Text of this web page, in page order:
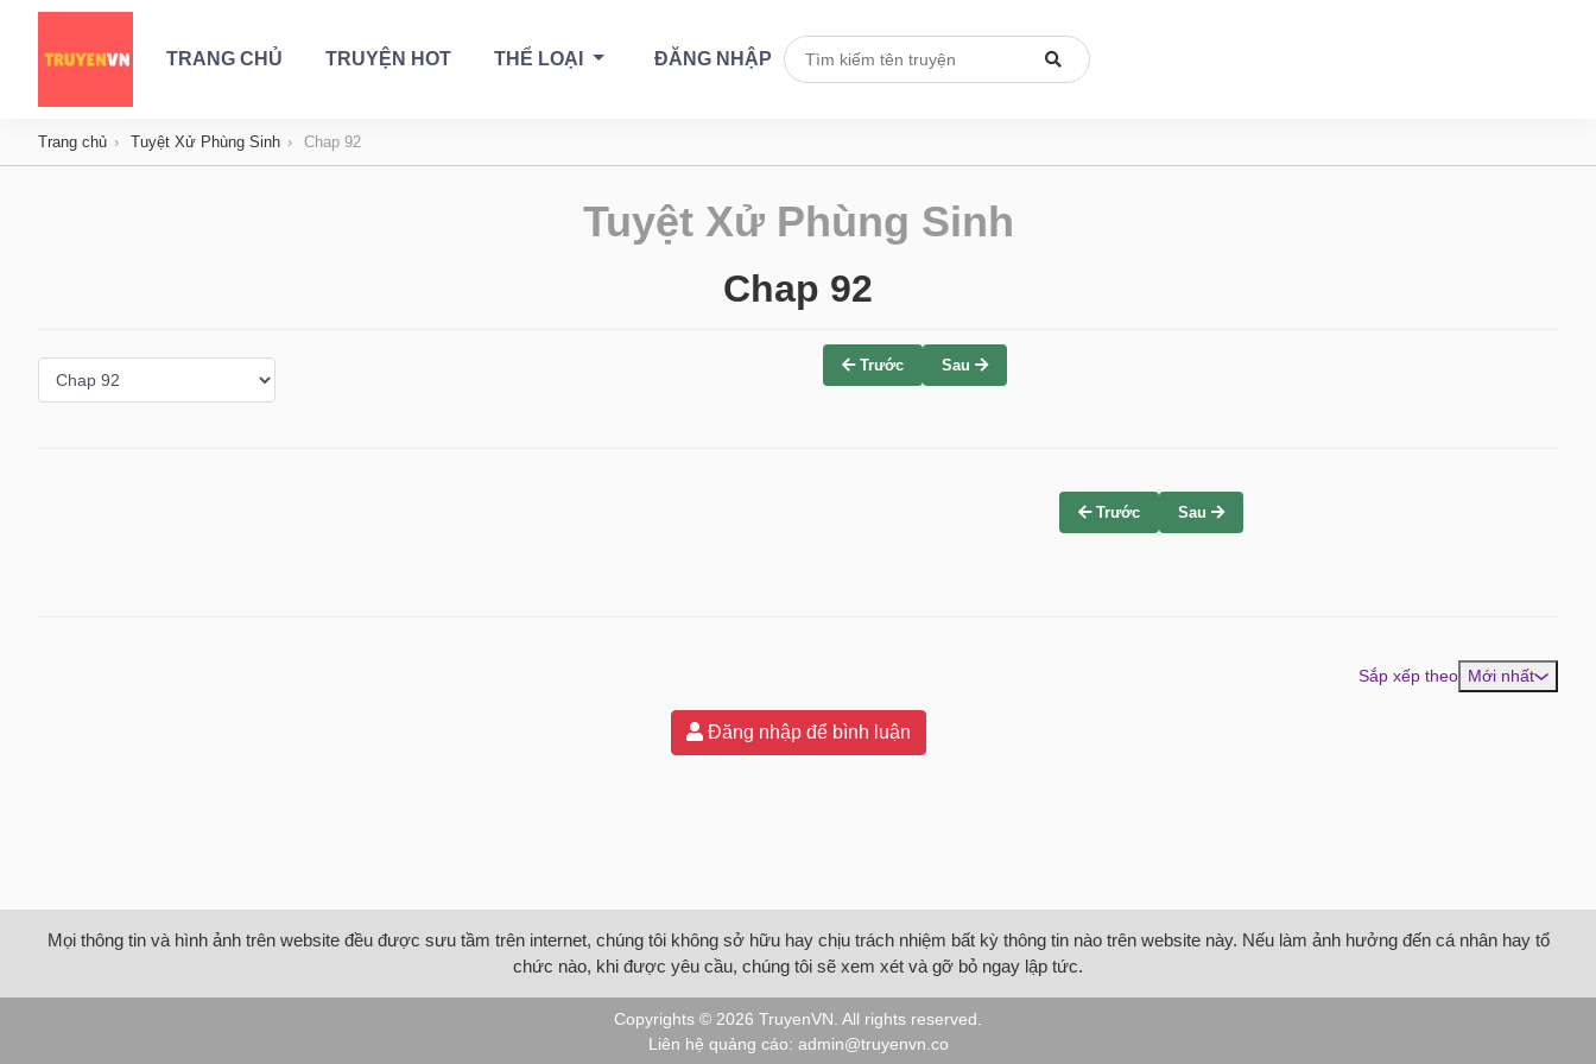
TRANG CHỦ TRUYỆN HOT THỂ LOẠI ĐĂNG NHẬP
Trang chủ Tuyệt Xử Phùng Sinh Chap 92
Tuyệt Xử Phùng Sinh
Chap 92
Trước Sau
Trước Sau
Sắp xếp theo Mới nhất
Đăng nhập để bình luận
Mọi thông tin và hình ảnh trên website đều được sưu tầm trên internet, chúng tôi không sở hữu hay chịu trách nhiệm bất kỳ thông tin nào trên website này. Nếu làm ảnh hưởng đến cá nhân hay tổ
chức nào, khi được yêu cầu, chúng tôi sẽ xem xét và gỡ bỏ ngay lập tức.
Copyrights © 2026 TruyenVN . All rights reserved.
Liên hệ quảng cáo: admin@truyenvn.co